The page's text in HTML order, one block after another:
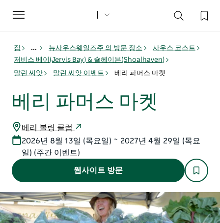
Toggle
navigation
집 ... 뉴사우스웨일즈주 의 방문 장소
사우스 코스트
저비스 베이(Jervis Bay) & 숄헤이븐(Shoalhaven)
말린 씨앗
말린 씨앗 이벤트 베리 파머스 마켓
베리 파머스 마켓
베리 볼링 클럽
2026년 8월 13일 (목요일) ~ 2027년 4월 29일 (목요
일) (주간 이벤트)
웹사이트 방문